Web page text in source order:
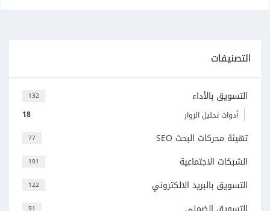
التصنيفات
132 التسويق بالأداء
18 أدوات تحليل الزوار
77 تهيئة محركات البحث SEO
101 الشبكات الاجتماعية
122 التسويق بالبريد الالكتروني
91